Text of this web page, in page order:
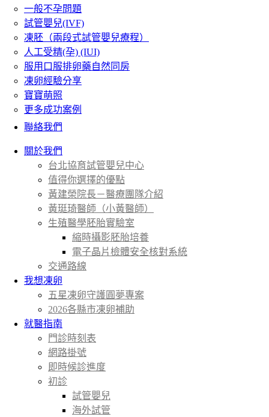
一般不孕問題
試管嬰兒(IVF)
凍胚（兩段式試管嬰兒療程）
人工受精(孕) (IUI)
服用口服排卵藥自然同房
凍卵經驗分享
寶寶萌照
更多成功案例
聯絡我們
關於我們
台北協育試管嬰兒中心
值得你選擇的優點
黃建榮院長－醫療團隊介紹
黃珽琦醫師（小黃醫師）
生殖醫學胚胎實驗室
縮時攝影胚胎培養
電子晶片檢體安全核對系統
交通路線
我想凍卵
五星凍卵守護圓夢專案
2026各縣市凍卵補助
就醫指南
門診時刻表
網路掛號
即時候診進度
初診
試管嬰兒
海外試管